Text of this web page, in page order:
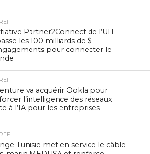
Partner2Connect de l’UIT
les 100 milliards de $
pour connecter le
va acquérir Ookla pour
l’intelligence des réseaux
à l’IA pour les entreprises
Tunisie met en service le câble